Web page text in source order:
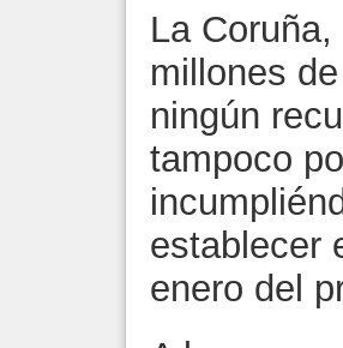
La
millones
ningún
tampoco
establecer
enero del